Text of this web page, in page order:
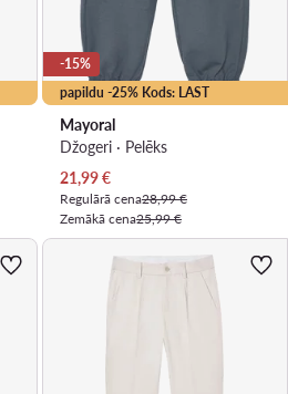
papildu -25% Kods: LAST
-15%
Mayoral
Džogeri · Pelēks
Pašreizējā cena
21,99€
Regulārā cena28,99 €
Zemākā cena25,99 €